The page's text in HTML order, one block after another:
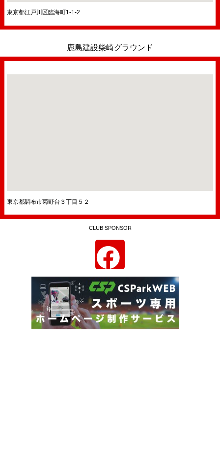
東京都江戸川区臨海町1-1-2
鹿島建設柴崎グラウンド
東京都調布市菊野台３丁目５２
CLUB SPONSOR